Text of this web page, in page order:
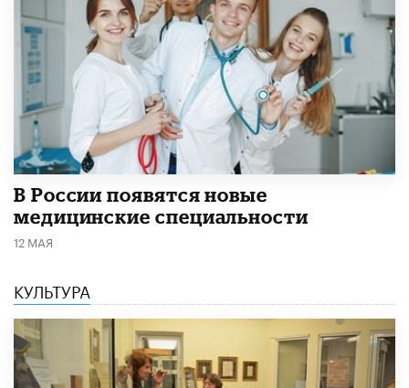
В России появятся новые
медицинские специальности
12 МАЯ
КУЛЬТУРА